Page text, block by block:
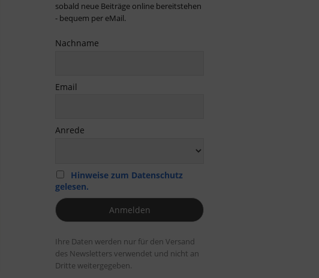
sobald neue Beiträge online bereitstehen
- bequem per eMail.
Nachname
Email
Anrede
Hinweise zum Datenschutz
gelesen.
Ihre Daten werden nur für den Versand
des Newsletters verwendet und nicht an
Dritte weitergegeben.